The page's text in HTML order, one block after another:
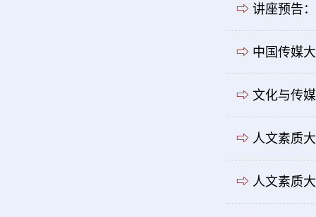
⇨ 讲座预告
⇨ 中国传媒
⇨ 文化与传
⇨ 人文素质
⇨ 人文素质